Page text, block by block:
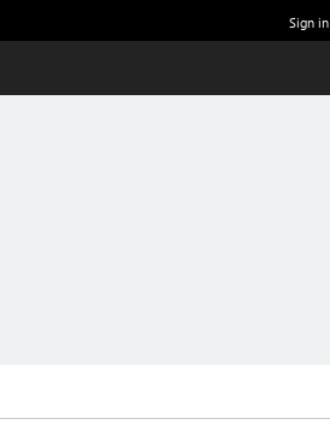
Sign in